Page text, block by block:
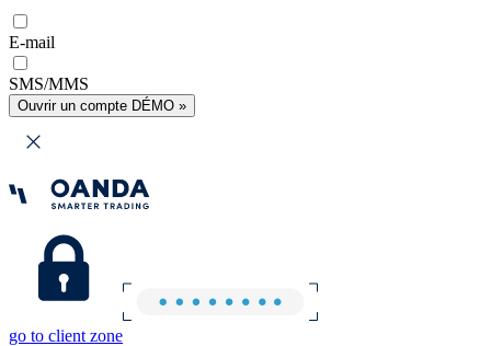
E-mail
SMS/MMS
Ouvrir un compte DÉMO »
go to client zone